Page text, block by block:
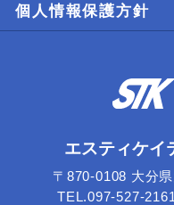
個人情報保護方針
エスティケイ
〒870-0108 大分
TEL.097-527-